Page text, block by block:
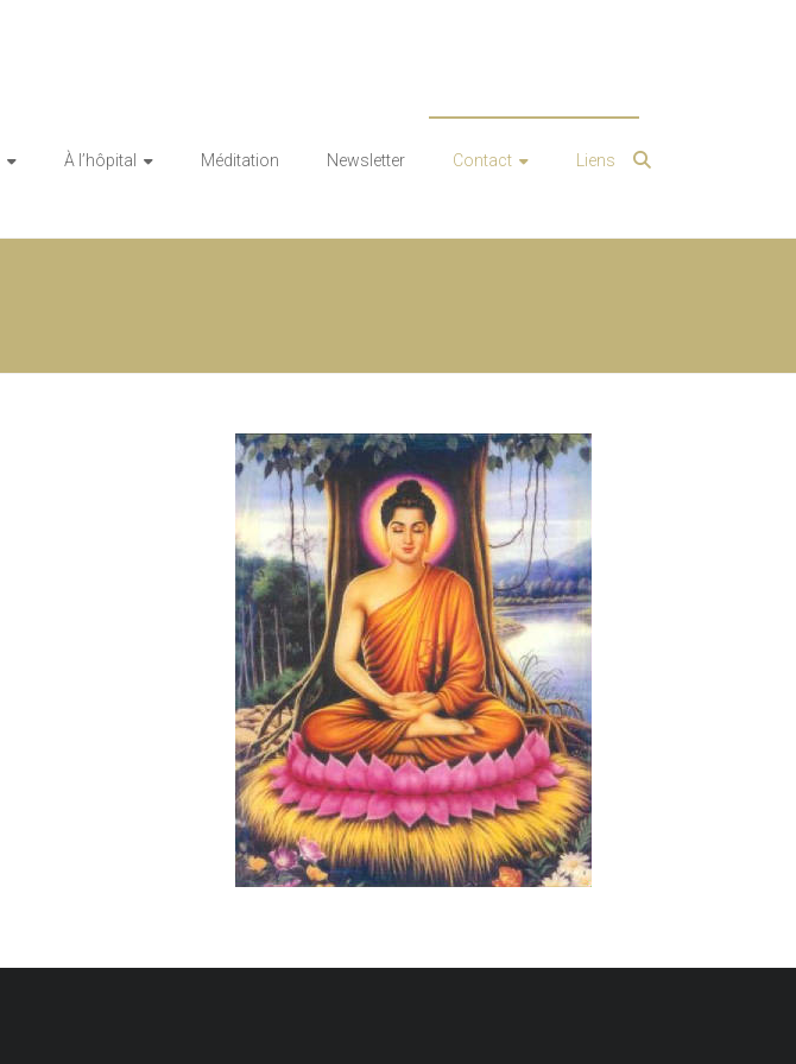
À l’hôpital Méditation Newsletter Contact Liens